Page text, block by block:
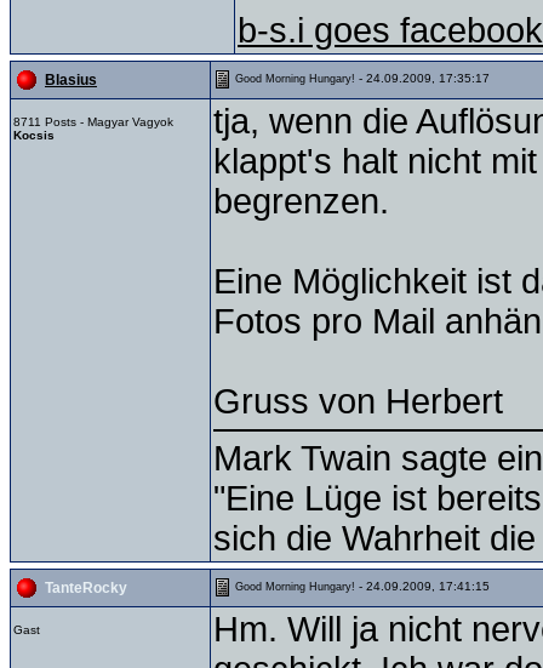
b-s.i goes facebook
Blasius Good Morning Hungary! - 24.09.2009, 17:35:17
8711 Posts - Magyar Vagyok
Kocsis
tja, wenn die
klappt's halt nicht
begrenzen.
Eine Möglichkeit ist
Fotos pro Mail
Gruss von Herbert
Mark Twain sagte
"Eine Lüge ist
sich die Wahrheit
TanteRocky Good Morning Hungary! - 24.09.2009, 17:41:15
Gast
Hm. Will ja nicht